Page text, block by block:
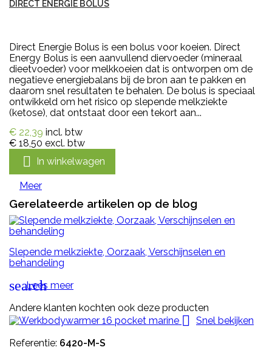
DIRECT ENERGIE BOLUS
Direct Energie Bolus is een bolus voor koeien. Direct
Energy Bolus is een aanvullend diervoeder (mineraal
dieetvoeder) voor melkkoeien dat is ontworpen om de
negatieve energiebalans bij de bron aan te pakken en
daarom snel resultaten te behalen. De bolus is speciaal
ontwikkeld om het risico op slepende melkziekte
(ketose), dat ontstaat door een tekort aan...
€ 22,39 incl. btw
€ 18,50 excl. btw
 In winkelwagen
Meer
Gerelateerde artikelen op de blog
Slepende melkziekte, Oorzaak, Verschijnselen en
behandeling
search
Lees meer
Andere klanten kochten ook deze producten

Snel bekijken
Referentie: 6420-M-S